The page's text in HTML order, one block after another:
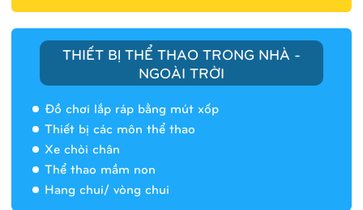
THIẾT BỊ THỂ THAO TRONG NHÀ -
NGOÀI TRỜI
Đồ chơi lắp ráp bằng mút xốp
Thiết bị các môn thể thao
Xe chòi chân
Thể thao mầm non
Hang chui/ vòng chuiNhà banh 9H5408